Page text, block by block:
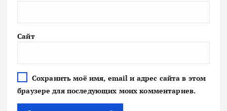
Сайт
Сохранить моё имя, email и адрес сайта в этом
браузере для последующих моих комментариев.